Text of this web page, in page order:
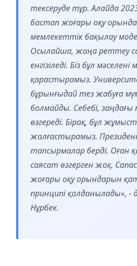
тексеруде тұр. Алайда
бастап жоғары оқу
мемлекеттік бақылау
Осылайша, жаңа реттеу
енгізіледі. Біз бұл
қарастырамыз.
бұрынғыдай тез жабуға
болмайды. Себебі, заңдағы
өзгереді. Бірақ, бұл
жалғастырамыз.
тапсырмалар берді. Оған
саясат өзгерген жоқ.
жоғары оқу орындарын
принципі қолданылады», -
Нұрбек.